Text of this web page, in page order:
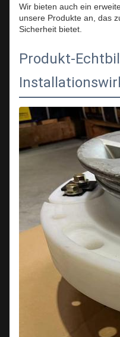
Wir bieten auch ein
unsere Produkte an, das
Sicherheit bietet.
Produkt-